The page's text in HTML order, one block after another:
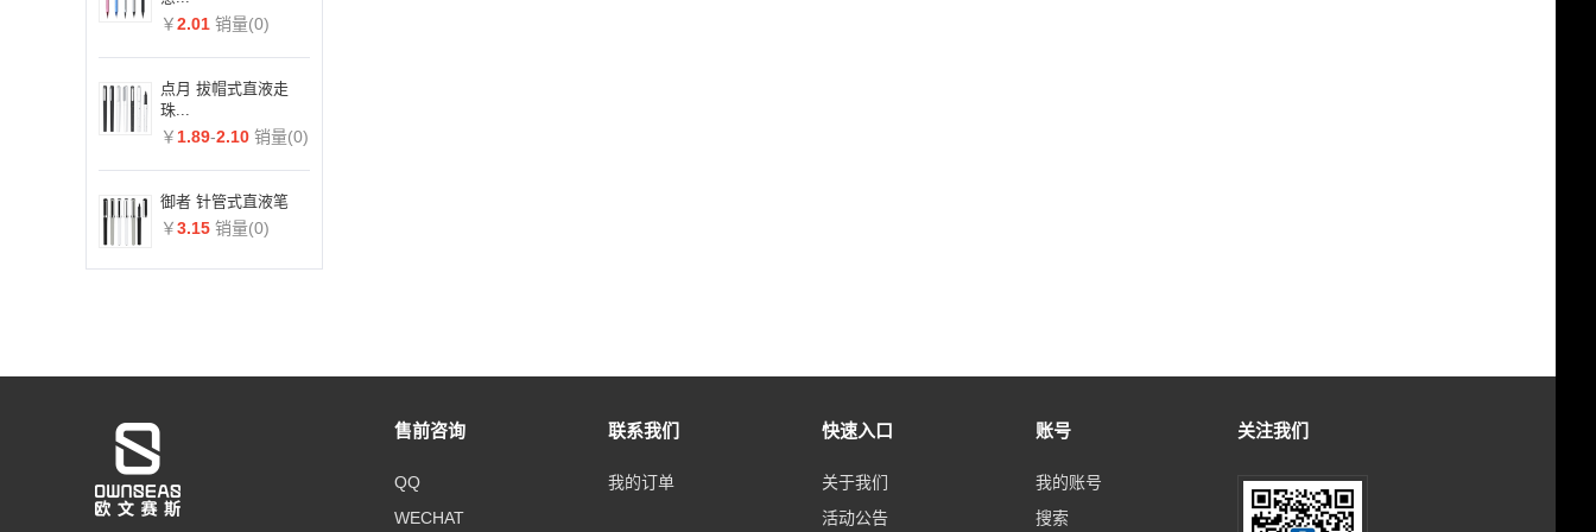
￥2.01 销量(0)
点月 拔帽式直液走
珠...
￥ 1.89-2.10 销量(0)
御者 针管式直液笔
￥3.15 销量(0)
售前咨询
QQ
WECHAT
联系我们
我的订单
快速入口
关于我们
活动公告
账号
我的账号
搜索
关注我们